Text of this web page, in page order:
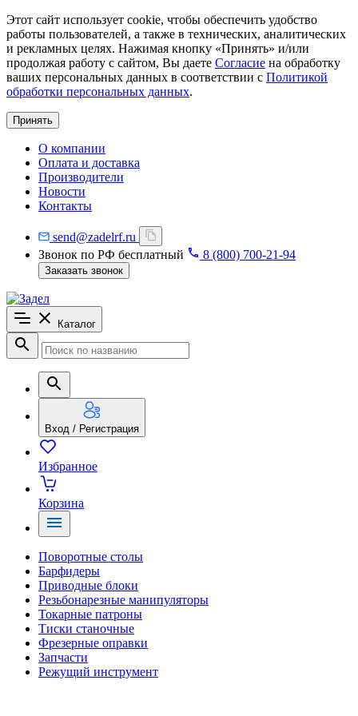
Этот сайт использует cookie, чтобы обеспечить удобство
работы пользователей, а также в технических, аналитических
и рекламных целях. Нажимая кнопку «Принять» и/или
продолжая работу с сайтом, Вы даете Согласие на обработку
ваших персональных данных в соответствии с Политикой
обработки персональных данных.
Принять
О компании
Оплата и доставка
Производители
Новости
Контакты
send@zadelrf.ru
Звонок по РФ бесплатный
8 (800) 700-21-94
Заказать звонок
Каталог
Вход / Регистрация
Избранное
Корзина
Поворотные столы
Барфидеры
Приводные блоки
Резьбонарезные манипуляторы
Токарные патроны
Тиски станочные
Фрезерные оправки
Запчасти
Режущий инструмент